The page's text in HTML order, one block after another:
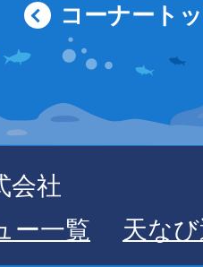
コーナート
会社
ー一覧
天な